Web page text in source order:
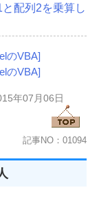
配列2を乗算し
のVBA]
のVBA]
年07月06日
記事NO：01094